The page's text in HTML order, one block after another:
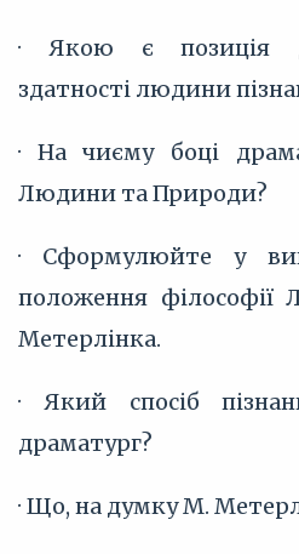
· Якою є позиція
здатності людини
· На чиєму боці
Людини та Природи?
· Сформулюйте у
положення
Метерлінка.
· Який спосіб
драматург?
· Що, на думку М.